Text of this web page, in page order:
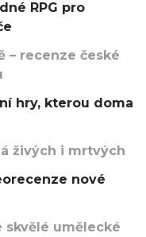
RPG pro
– recenze české
hry, kterou doma
živých i mrtvých
nové
skvělé umělecké